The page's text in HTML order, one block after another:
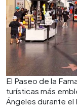
El Paseo de la
turísticas más
Ángeles durante